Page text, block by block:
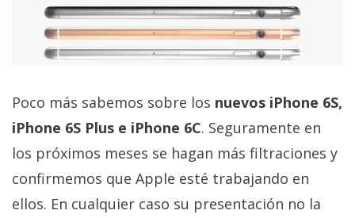
Poco más sabemos sobre los nuevos iPhone 6S,
iPhone 6S Plus e iPhone 6C. Seguramente en
los próximos meses se hagan más filtraciones y
confirmemos que Apple esté trabajando en
ellos. En cualquier caso su presentación no la